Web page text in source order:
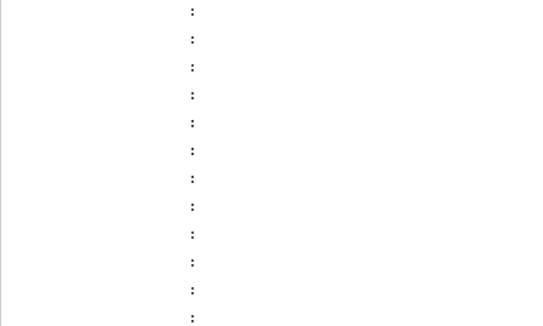
:
:
:
:
:
:
:
:
:
:
:
: